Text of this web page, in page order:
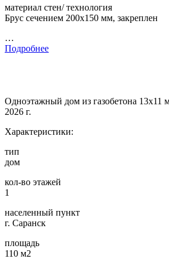
материал стен/ технология
Брус сечением 200х150 мм, закреплен
…
Подробнее
Одноэтажный дом из газобетона 13х11
2026 г.
Характеристики:
тип
дом
кол-во этажей
1
населенный пункт
г. Саранск
площадь
110 м2